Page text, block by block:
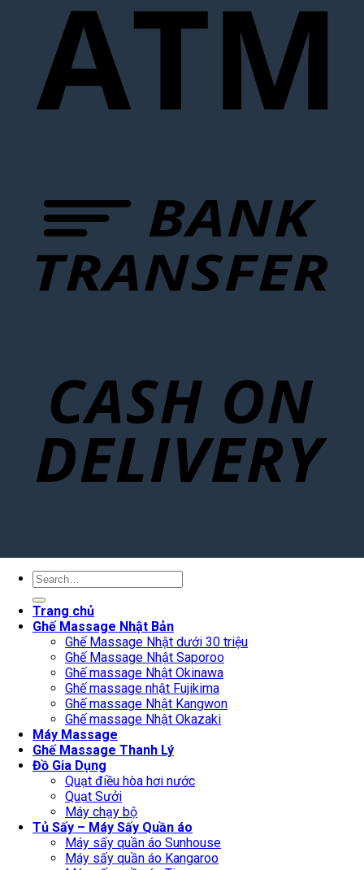
Search
Trang chủ
Ghế Massage Nhật Bản
Ghế Massage Nhật dưới 30 triệu
Ghế Massage Nhật Saporoo
Ghế massage Nhật Okinawa
Ghế massage nhật Fujikima
Ghế massage Nhật Kangwon
Ghế massage Nhật Okazaki
Máy Massage
Ghế Massage Thanh Lý
Đồ Gia Dụng
Quạt điều hòa hơi nước
Quạt Sưởi
Máy chạy bộ
Tủ Sấy – Máy Sấy Quần áo
Máy sấy quần áo Sunhouse
Máy sấy quần áo Kangaroo